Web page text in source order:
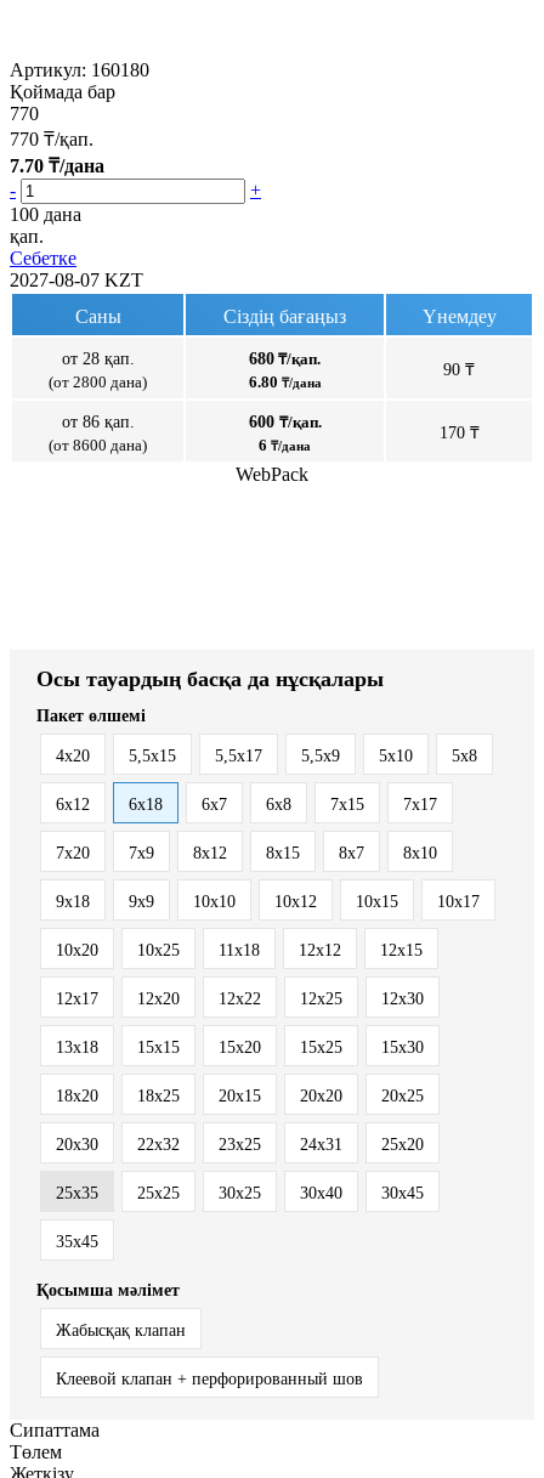
Артикул: 160180
Қоймада бар
770
770 ₸/қап.
7.70 ₸/дана
-
+
100 дана
қап.
Себетке
2027-08-07 KZT
Саны
Сіздің бағаңыз Үнемдеу
от 28 қап.
(от 2800 дана)
680 ₸/қап.
6.80 ₸/дана
90 ₸
от 86 қап.
(от 8600 дана)
600 ₸/қап.
6 ₸/дана
170 ₸
WebPack
Осы тауардың басқа да нұсқалары
Пакет өлшемі
4x20 5,5x15 5,5x17 5,5x9 5x10 5x8
6x12 6x18 6x7 6x8 7x15 7x17
7x20 7x9 8x12 8x15 8x7 8х10
9x18 9x9 10x10 10x12 10x15 10x17
10x20 10x25 11x18 12x12 12x15
12x17 12x20 12x22 12x25 12x30
13x18 15x15 15x20 15x25 15x30
18x20 18x25 20x15 20x20 20x25
20x30 22x32 23x25 24x31 25x20
25x35 25х25 30x25 30x40 30x45
35x45
Қосымша мәлімет
Жабысқақ клапан
Клеевой клапан + перфорированный шов
Сипаттама
Төлем
Жеткізу